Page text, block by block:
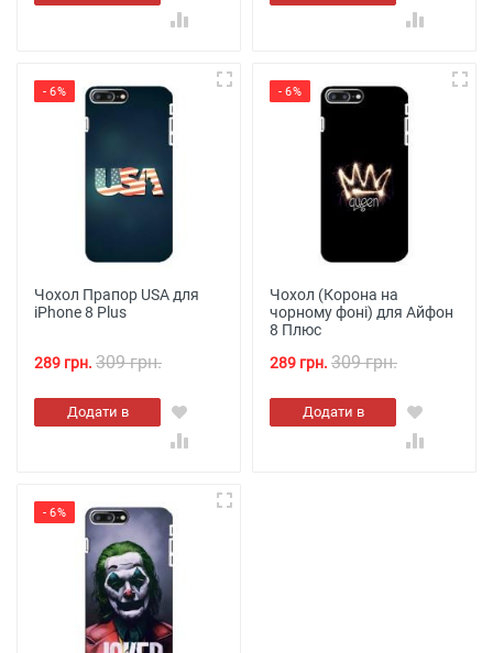
кошик
кошик
- 6%
Чохол Прапор USA для
iPhone 8 Plus
289 грн. 309 грн.
Додати в
кошик
- 6%
Чохол (Корона на
чорному фоні) для Айфон
8 Плюс
289 грн. 309 грн.
Додати в
кошик
- 6%